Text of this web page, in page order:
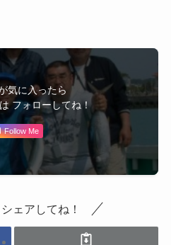
気に入ったら
フォローしてね！
Follow Me
ェアしてね！